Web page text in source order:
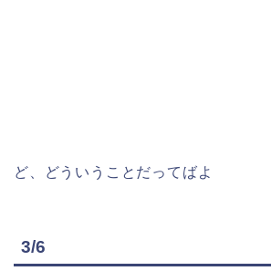
過去にさかのぼって、そこから普通
ですが、さすがに当事者としての感